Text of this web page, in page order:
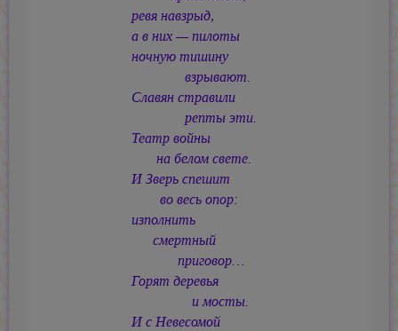
ревя навзрыд,
а в них — пилоты
ночную тишину
взрывают.
Славян стравили
репты эти.
Театр войны
на белом свете.
И Зверь спешит
во весь опор:
изполнить
смертный
приговор…
Горят деревья
и мосты.
И с Невесомой